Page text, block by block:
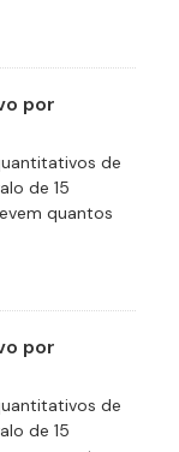
por
de
de 15
quantos
por
de
de 15